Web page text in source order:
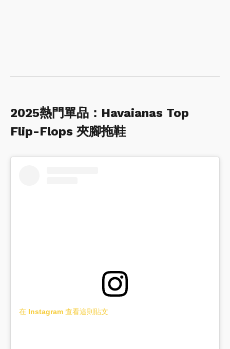
2025熱門單品：Havaianas Top
Flip-Flops 夾腳拖鞋
在 Instagram 查看這則貼文